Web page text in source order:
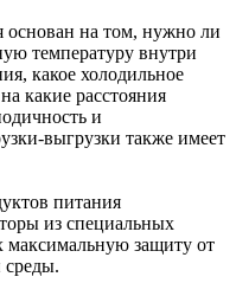
на том, нужно ли
температуру внутри
какое холодильное
какие расстояния
и
выгрузки также имеет
питания
из специальных
максимальную защиту от
среды.